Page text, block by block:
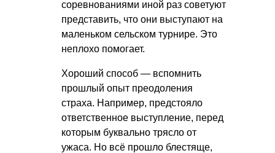
соревнованиями иной раз советуют
представить, что они выступают на
маленьком сельском турнире. Это
неплохо помогает.
Хороший способ — вспомнить
прошлый опыт преодоления
страха. Например, предстояло
ответственное выступление, перед
которым буквально трясло от
ужаса. Но всё прошло блестяще,